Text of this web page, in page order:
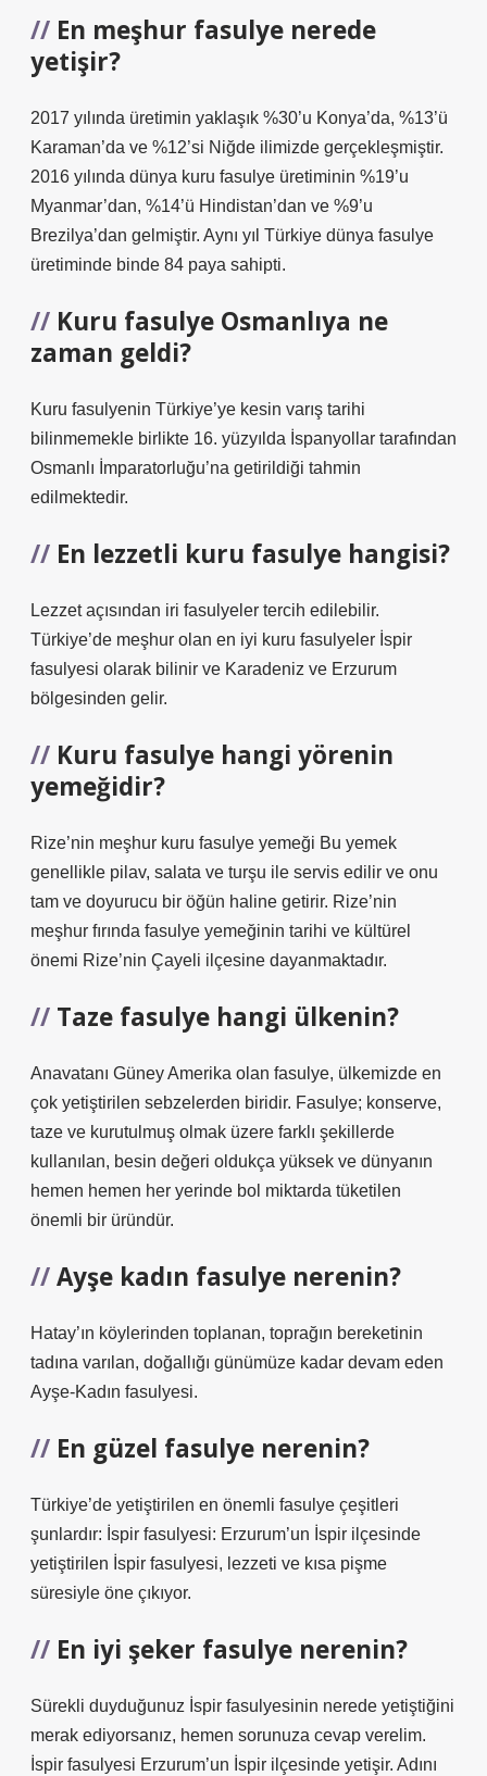
En meşhur fasulye nerede
yetişir?
2017 yılında üretimin yaklaşık %30’u Konya’da, %13’ü
Karaman’da ve %12’si Niğde ilimizde gerçekleşmiştir.
2016 yılında dünya kuru fasulye üretiminin %19’u
Myanmar’dan, %14’ü Hindistan’dan ve %9’u
Brezilya’dan gelmiştir. Aynı yıl Türkiye dünya fasulye
üretiminde binde 84 paya sahipti.
Kuru fasulye Osmanlıya ne
zaman geldi?
Kuru fasulyenin Türkiye’ye kesin varış tarihi
bilinmemekle birlikte 16. yüzyılda İspanyollar tarafından
Osmanlı İmparatorluğu’na getirildiği tahmin
edilmektedir.
En lezzetli kuru fasulye hangisi?
Lezzet açısından iri fasulyeler tercih edilebilir.
Türkiye’de meşhur olan en iyi kuru fasulyeler İspir
fasulyesi olarak bilinir ve Karadeniz ve Erzurum
bölgesinden gelir.
Kuru fasulye hangi yörenin
yemeğidir?
Rize’nin meşhur kuru fasulye yemeği Bu yemek
genellikle pilav, salata ve turşu ile servis edilir ve onu
tam ve doyurucu bir öğün haline getirir. Rize’nin
meşhur fırında fasulye yemeğinin tarihi ve kültürel
önemi Rize’nin Çayeli ilçesine dayanmaktadır.
Taze fasulye hangi ülkenin?
Anavatanı Güney Amerika olan fasulye, ülkemizde en
çok yetiştirilen sebzelerden biridir. Fasulye; konserve,
taze ve kurutulmuş olmak üzere farklı şekillerde
kullanılan, besin değeri oldukça yüksek ve dünyanın
hemen hemen her yerinde bol miktarda tüketilen
önemli bir üründür.
Ayşe kadın fasulye nerenin?
Hatay’ın köylerinden toplanan, toprağın bereketinin
tadına varılan, doğallığı günümüze kadar devam eden
Ayşe-Kadın fasulyesi.
En güzel fasulye nerenin?
Türkiye’de yetiştirilen en önemli fasulye çeşitleri
şunlardır: İspir fasulyesi: Erzurum’un İspir ilçesinde
yetiştirilen İspir fasulyesi, lezzeti ve kısa pişme
süresiyle öne çıkıyor.
En iyi şeker fasulye nerenin?
Sürekli duyduğunuz İspir fasulyesinin nerede yetiştiğini
merak ediyorsanız, hemen sorunuza cevap verelim.
İspir fasulyesi Erzurum’un İspir ilçesinde yetişir. Adını